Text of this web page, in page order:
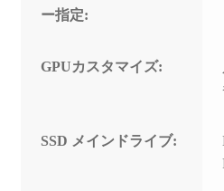
ー指定:
GPUカスタマイズ:
SSD メインドライブ: